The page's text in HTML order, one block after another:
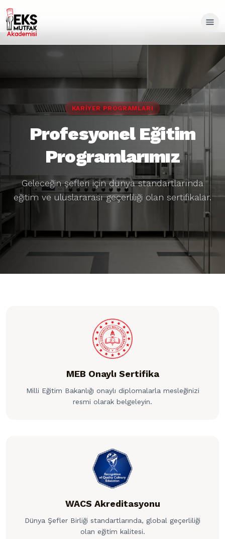
KARIYER PROGRAMLARI
Profesyonel Eğitim
Programlarımız
Geleceğin şefleri için dünya standartlarında
eğitim ve uluslararası geçerliliği olan sertifikalar.
MEB Onaylı Sertifika
Milli Eğitim Bakanlığı onaylı diplomalarla mesleğinizi
resmi olarak belgeleyin.
WACS Akreditasyonu
Dünya Şefler Birliği standartlarında, global geçerliliği
olan eğitim kalitesi.